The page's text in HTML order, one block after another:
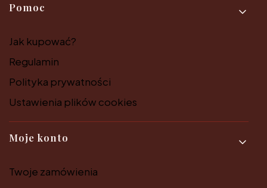
Pomoc
Jak kupować?
Regulamin
Polityka prywatności
Ustawienia plików cookies
Moje konto
Twoje zamówienia